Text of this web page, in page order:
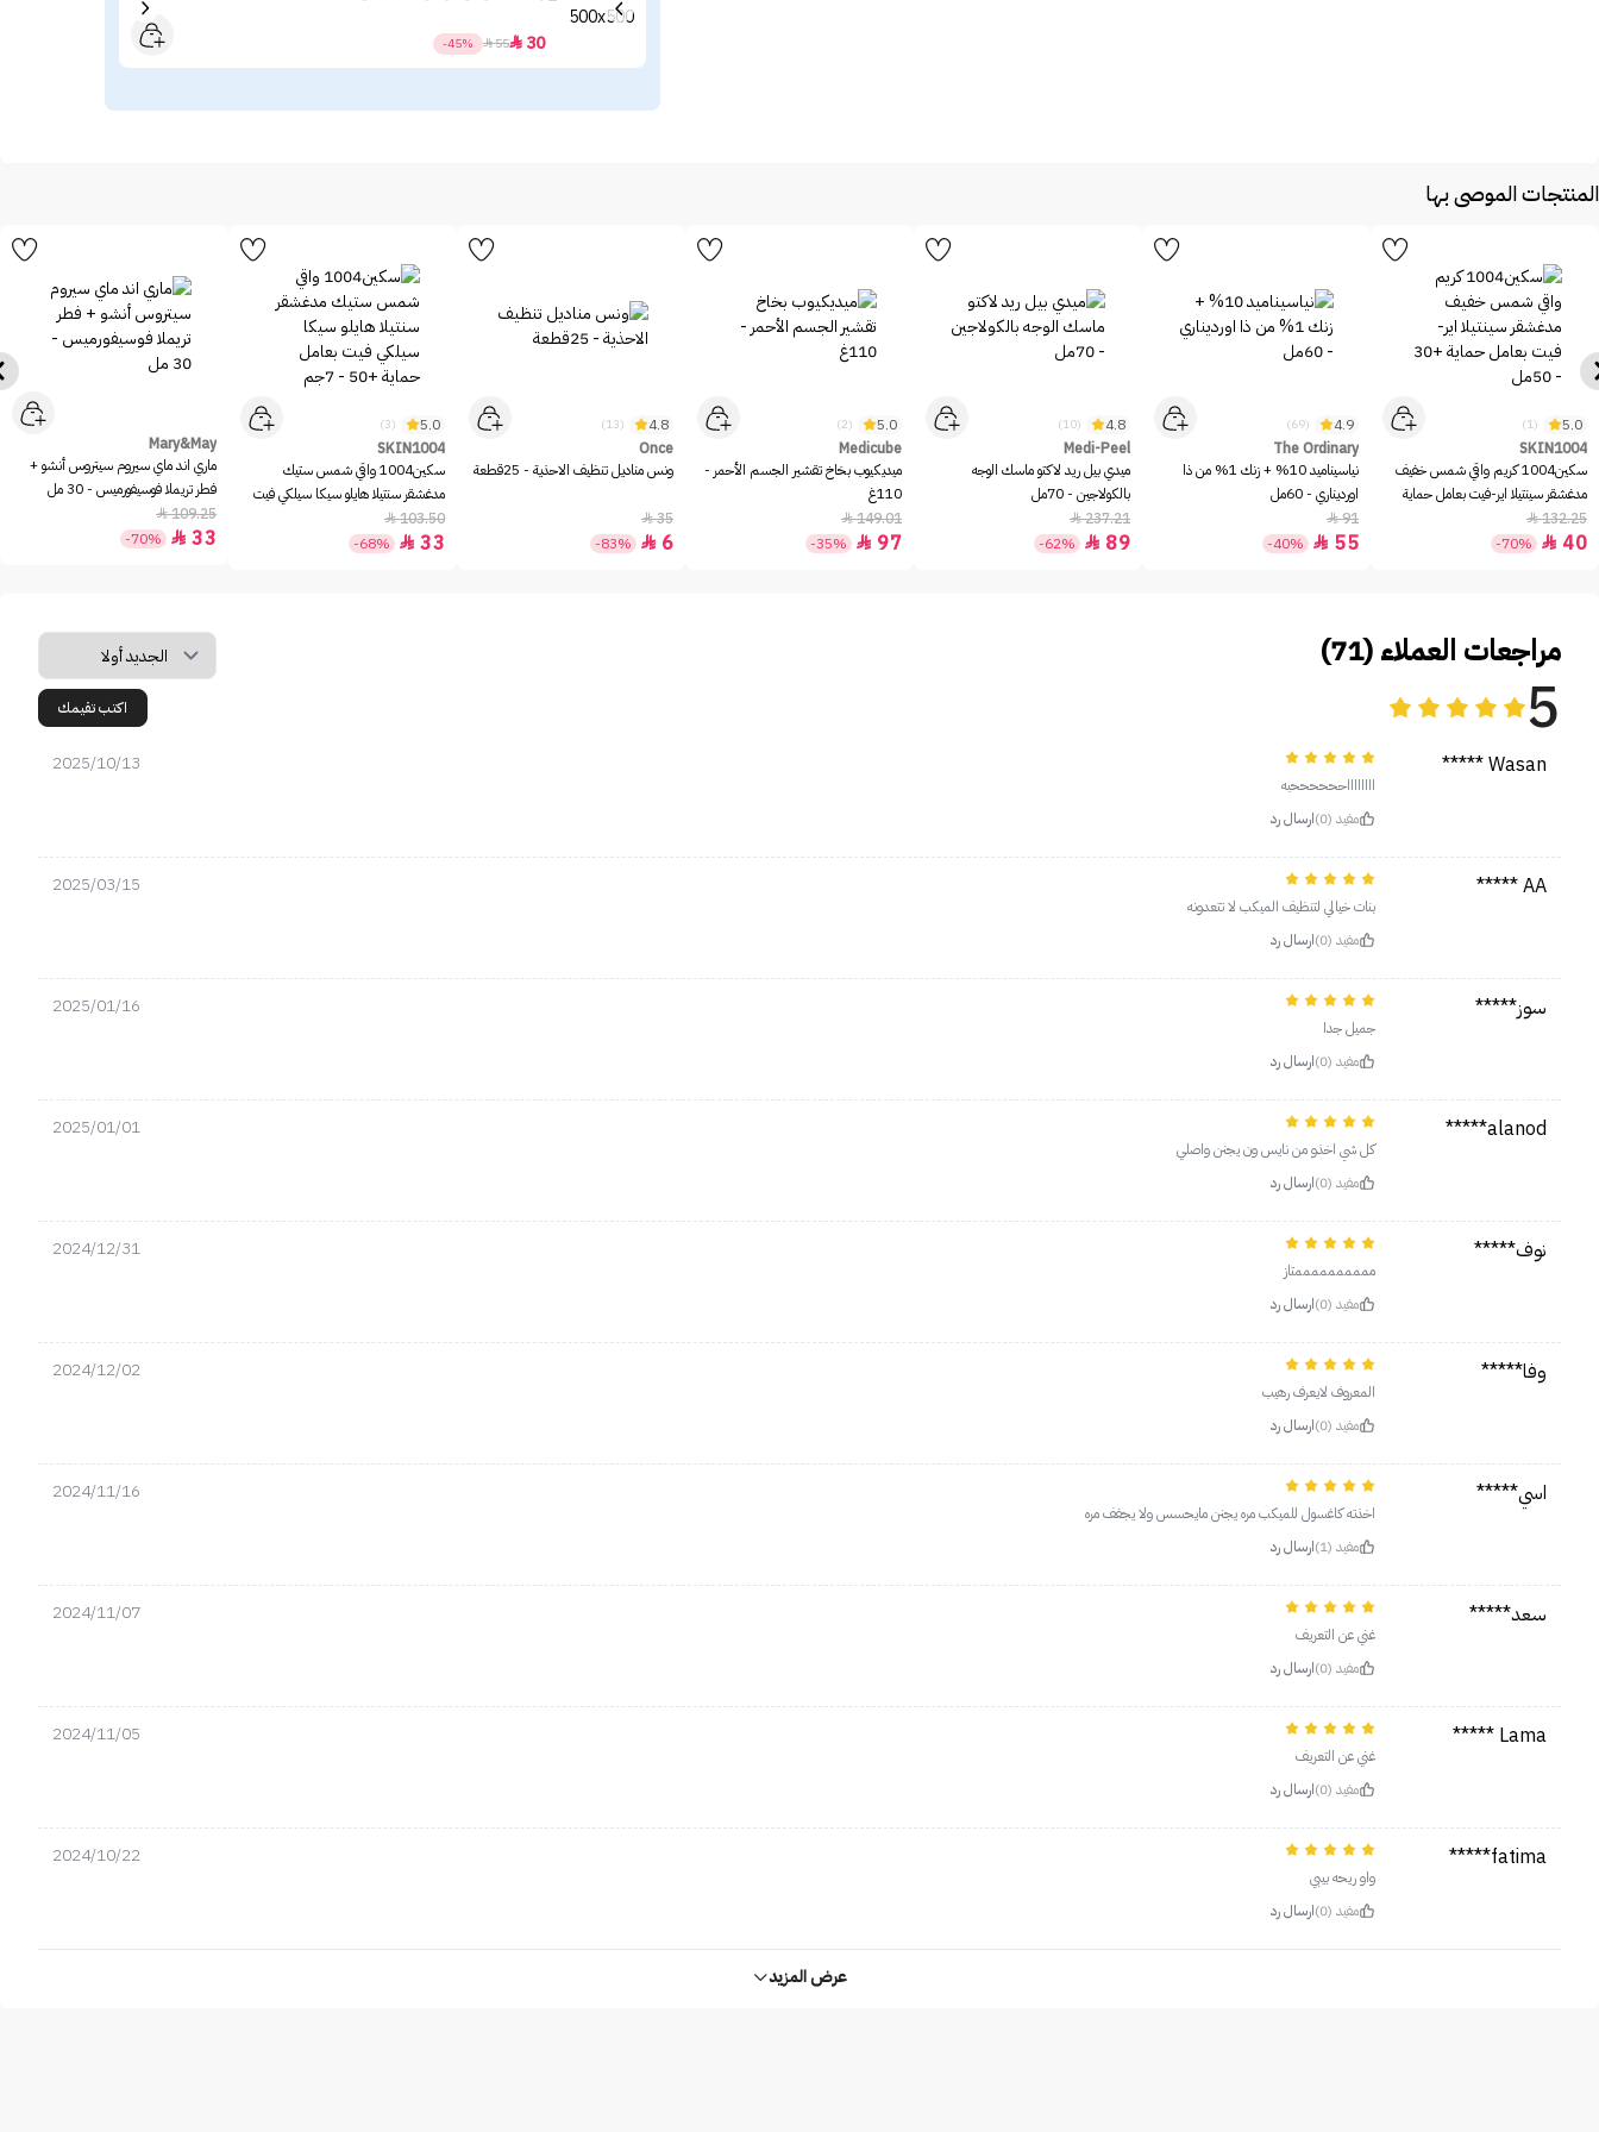
30

55

-45%
المنتجات الموصى بها
5.0
(1)
SKIN1004
سكين1004 كريم واقي شمس خفيف
مدغشقر سينتيلا اير-فيت بعامل حماية
+30 - 50مل
132.25

40

-70%
4.9
(69)
The Ordinary
نياسيناميد 10% + زنك 1% من ذا
اورديناري - 60مل
91

55

-40%
4.8
(10)
Medi-Peel
ميدي بيل ريد لاكتو ماسك الوجه
بالكولاجين - 70مل
237.21

89

-62%
5.0
(2)
Medicube
ميديكيوب بخاخ تقشير الجسم الأحمر -
110غ
149.01

97

-35%
4.8
(13)
Once
ونس مناديل تنظيف الاحذية - 25قطعة
35

6

-83%
5.0
(3)
SKIN1004
سكين1004 واقي شمس ستيك
مدغشقر سنتيلا هايلو سيكا سيلكي فيت
بعامل حماية +50 - 7جم
103.50

33

-68%
Mary&May
ماري اند ماي سيروم سيتروس أنشو +
فطر تريملا فوسيفورميس - 30 مل
109.25

33

-70%
مراجعات العملاء (71)
5 اكتب تقيمك
Wasan *****
2025/10/13
ااااااااححححححبه
مفيد (0)
ارسال رد
AA *****
2025/03/15
بنات خيالي لتنظيف الميكب لا تتعدونه
مفيد (0)
ارسال رد
سوز***** 2025/01/16
جميل جدا
مفيد (0)
ارسال رد
alanod*****
2025/01/01
كل شي اخذو من نايس ون يجنن واصلي
مفيد (0)
ارسال رد
نوف***** 2024/12/31
ممممممممممتاز
مفيد (0)
ارسال رد
وفا***** 2024/12/02
المعروف لايعرف رهيب
مفيد (0)
ارسال رد
اسي***** 2024/11/16
اخذته كاغسول للميكب مره يجنن مايحسس ولا يجفف مره
مفيد (1)
ارسال رد
سعد***** 2024/11/07
غني عن التعريف
مفيد (0)
ارسال رد
Lama *****
2024/11/05
غني عن التعريف
مفيد (0)
ارسال رد
fatima*****
2024/10/22
واو ريحه بيبي
مفيد (0)
ارسال رد
عرض المزيد